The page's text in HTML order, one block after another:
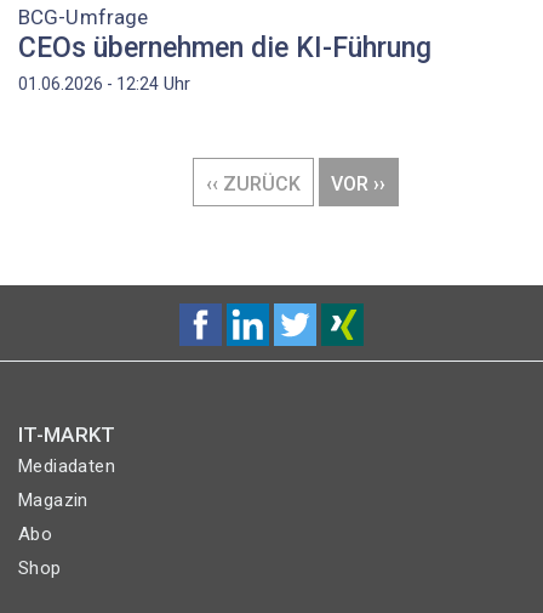
BCG-Umfrage
CEOs übernehmen die KI-Führung
01.06.2026 - 12:24 Uhr
VORHERIGE
SEITE
‹‹ ZURÜCK
NÄCHSTE
SEITE
VOR ››
IT-MARKT
Mediadaten
Magazin
Abo
Shop